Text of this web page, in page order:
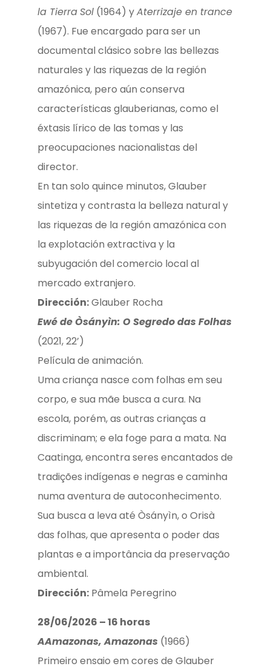
la TierraSol(1964) yAterrizaje en trance
(1967). Fue encargado para ser un
documental clásico sobre las bellezas
naturales y las riquezas de la región
amazónica, pero aún conserva
características glauberianas, como el
éxtasis lírico de las tomas y las
preocupaciones nacionalistas del
director.
En tan solo quince minutos, Glauber
sintetiza y contrasta la belleza natural y
las riquezas de la región amazónica con
la explotación extractiva y la
subyugación del comercio local al
mercado extranjero.
Dirección:Glauber Rocha
Ewé de Òsányìn: O Segredo das Folhas
(2021, 22’)
Película de animación.
Uma criança nasce com folhas em seu
corpo, e sua mãe busca a cura. Na
escola, porém, as outras crianças a
discriminam; e ela foge para a mata. Na
Caatinga, encontra seres encantados de
tradições indígenas e negras e caminha
numa aventura de autoconhecimento.
Sua busca a leva até Òsányìn, o Orisà
das folhas, que apresenta o poder das
plantas e a importância da preservação
ambiental.
Dirección:Pâmela Peregrino
28/06/2026 – 16 horas
AAmazonas, Amazonas (1966)
Primeiro ensaio em cores de Glauber